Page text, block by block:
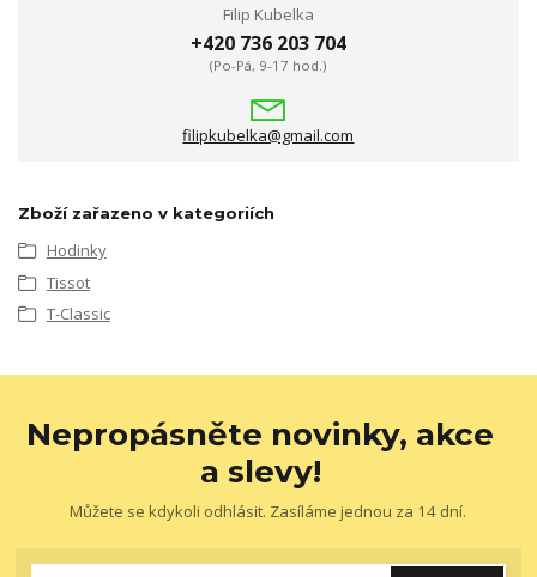
Filip Kubelka
+420 736 203 704
(Po-Pá, 9-17 hod.)
filipkubelka@gmail.com
Zboží zařazeno v kategoriích
Hodinky
Tissot
T-Classic
Nepropásněte novinky, akce
a slevy!
Můžete se kdykoli odhlásit. Zasíláme jednou za 14 dní.